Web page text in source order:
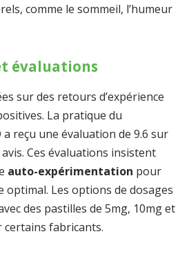
comme le sommeil, l’humeur
évaluations
sur des retours d’expérience
La pratique du
a reçu une évaluation de 9.6 sur
Ces évaluations insistent
auto-expérimentation pour
optimal. Les options de dosages
des pastilles de 5mg, 10mg et
fabricants.